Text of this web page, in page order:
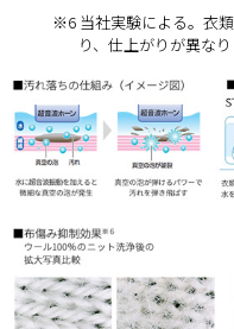
※6 当社実験による。衣
り、仕上がりが異なり